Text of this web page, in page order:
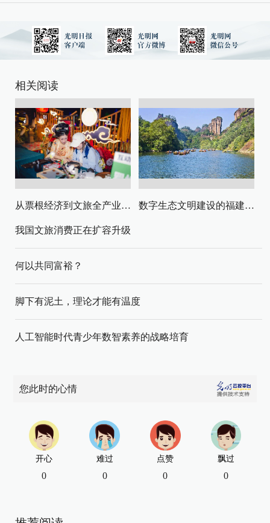
相关阅读
从票根经济到文旅全产业链升级 数字生态文明建设的福建路径与启示
我国文旅消费正在扩容升级
何以共同富裕？
脚下有泥土，理论才能有温度
人工智能时代青少年数智素养的战略培育
您此时的心情
开心
0
难过
0
点赞
0
飘过
0